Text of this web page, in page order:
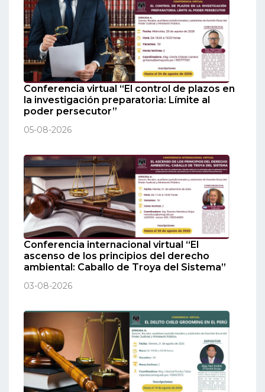
Conferencia virtual “El control de plazos en
la investigación preparatoria: Límite al
poder persecutor”
05-08-2026
Conferencia internacional virtual “El
ascenso de los principios del derecho
ambiental: Caballo de Troya del Sistema”
03-08-2026